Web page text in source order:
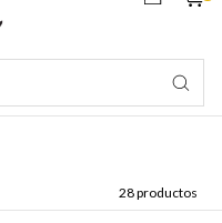
28 productos